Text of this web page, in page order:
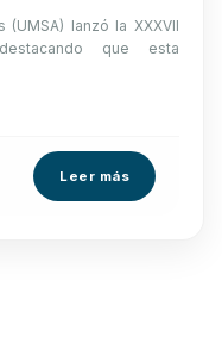
lanzó la XXXVII
que esta
Leer más